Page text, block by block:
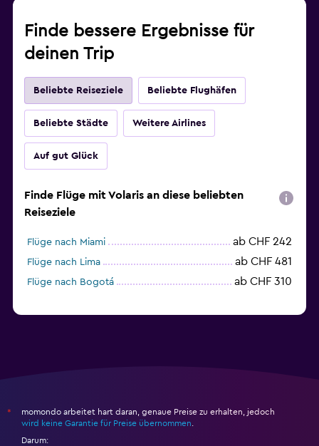
Finde bessere Ergebnisse für
deinen Trip
Beliebte Reiseziele Beliebte Flughäfen
Beliebte Städte Weitere Airlines
Auf gut Glück
Finde Flüge mit Volaris an diese beliebten
Reiseziele
Flüge nach Miami ab CHF 242
Flüge nach Lima ab CHF 481
Flüge nach Bogotá ab CHF 310
*
momondo arbeitet hart daran, genaue Preise zu erhalten, jedoch
wird keine Garantie für Preise übernommen
Darum: